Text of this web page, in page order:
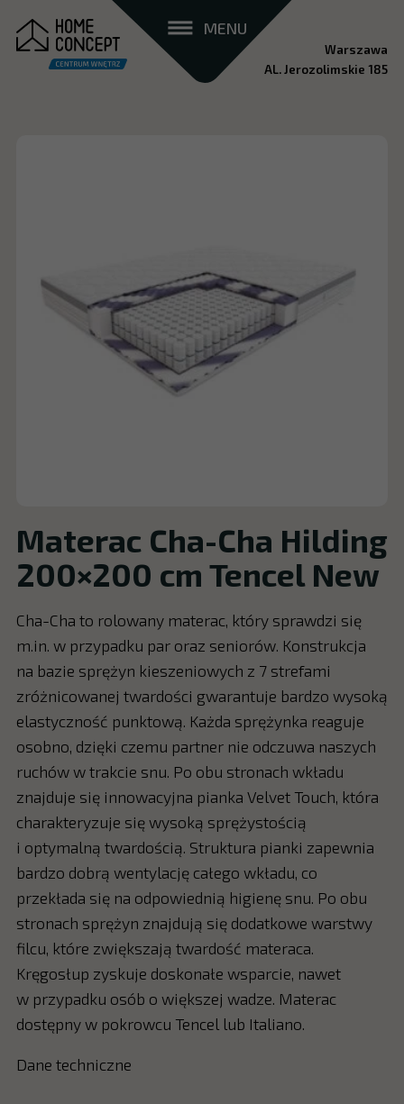
MENU
Warszawa
AL. Jerozolimskie 185
Materac Cha-Cha Hilding
200×200 cm Tencel New
Cha-Cha to rolowany materac, który sprawdzi się
m.in. w przypadku par oraz seniorów. Konstrukcja
na bazie sprężyn kieszeniowych z 7 strefami
zróżnicowanej twardości gwarantuje bardzo wysoką
elastyczność punktową. Każda sprężynka reaguje
osobno, dzięki czemu partner nie odczuwa naszych
ruchów w trakcie snu. Po obu stronach wkładu
znajduje się innowacyjna pianka Velvet Touch, która
charakteryzuje się wysoką sprężystością
i optymalną twardością. Struktura pianki zapewnia
bardzo dobrą wentylację całego wkładu, co
przekłada się na odpowiednią higienę snu. Po obu
stronach sprężyn znajdują się dodatkowe warstwy
filcu, które zwiększają twardość materaca.
Kręgosłup zyskuje doskonałe wsparcie, nawet
w przypadku osób o większej wadze. Materac
dostępny w pokrowcu Tencel lub Italiano.
Dane techniczne